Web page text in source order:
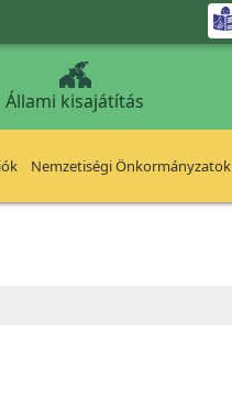
Állami kisajátítás
Nemzetiségi Önkormányzatok